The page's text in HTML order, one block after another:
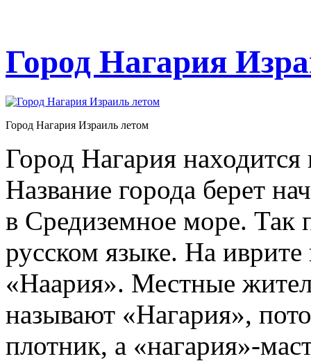
Город Нагария
Город Нагария Израиль летом
Город Нагария
Название города берет
в Средиземное море. Так
русском языке. На
«Наария». Местные
называют «Нагария»,
плотник, а «нагария»-